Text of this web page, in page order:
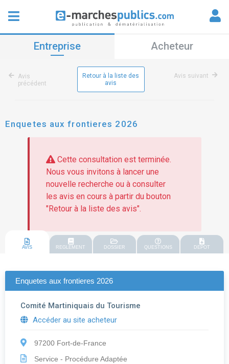
Entreprise Acheteur
Avis
précédent
Retour à la liste des
avis
Avis suivant
Enquetes aux frontieres 2026
Cette consultation est terminée.
Nous vous invitons à lancer une
nouvelle recherche ou à consulter
les avis en cours à partir du bouton
"Retour à la liste des avis".
AVIS REGLEMENT DOSSIER QUESTIONS DEPOT
Enquetes aux frontieres 2026
Comité Martiniquais du Tourisme
Accéder au site acheteur
97200 Fort-de-France
Service - Procédure Adaptée